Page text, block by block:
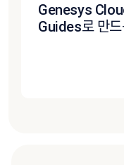
Genesys
Guides로 만